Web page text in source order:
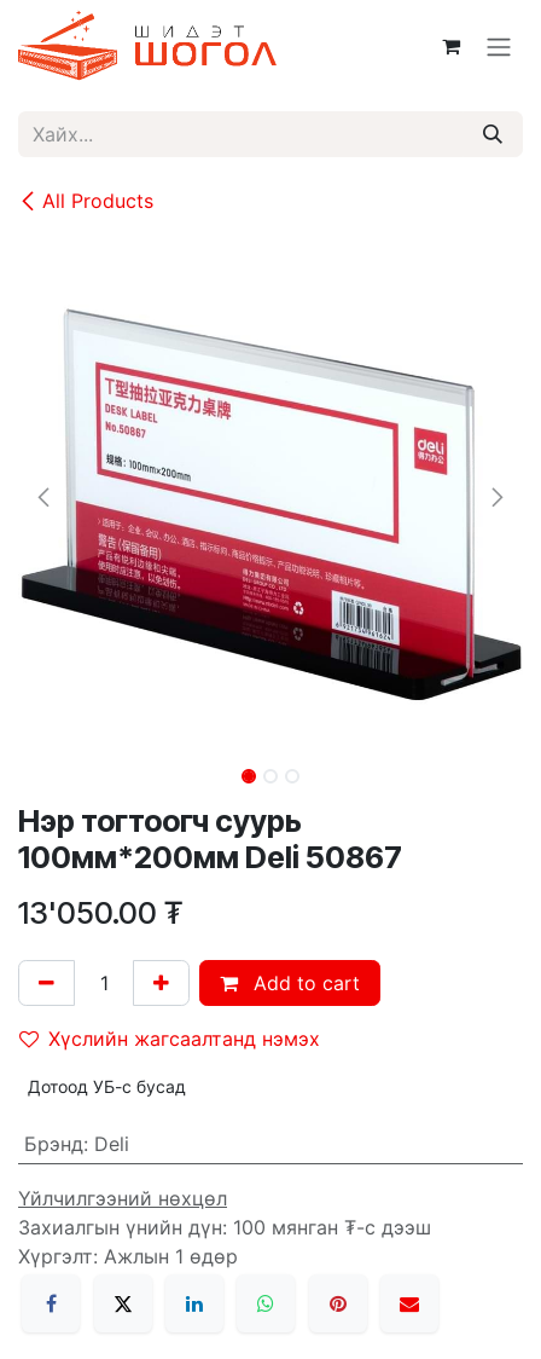
Skip to Content
All Products
Нэр тогтоогч суурь
100мм*200мм Deli 50867
13'050.00 ₮
Add to cart
Хүслийн жагсаалтанд нэмэх
Дотоод УБ-с бусад
Брэнд: Deli
Үйлчилгээний нөхцөл
Захиалгын үнийн дүн: 100 мянган ₮-с дээш
Хүргэлт: Ажлын 1 өдөр